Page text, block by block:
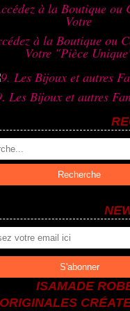
à la Boutique ou
Votre "Pièce
Les Bijoux et autres
ISAMADE
ORIGINALES